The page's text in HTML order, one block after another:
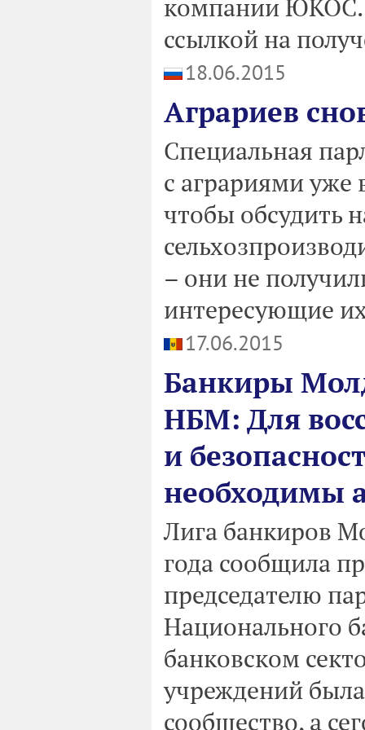
компании ЮКОС.
ссылкой на
18.06.2015
Аграриев
Специальная
с аграриями уже
чтобы обсудить
– они не
интересующие
17.06.2015
Банкиры
НБМ: Для
и
необходимы
Лига банкиров
года сообщила
председателю
Национального
банковском
учреждений
сообщество, а